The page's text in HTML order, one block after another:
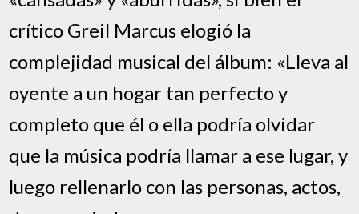
crítico Greil Marcus elogió la
complejidad musical del álbum: «Lleva al
oyente a un hogar tan perfecto y
completo que él o ella podría olvidar
que la música podría llamar a ese lugar, y
luego rellenarlo con las personas, actos,